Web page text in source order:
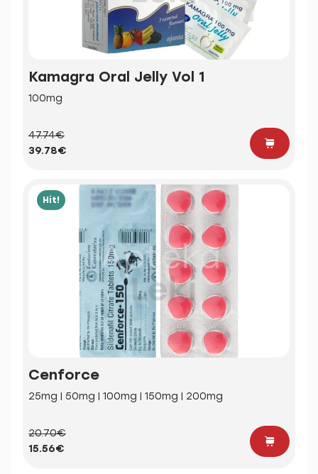
Kamagra Oral Jelly Vol 1
100mg
47.74€
39.78€
Hit!
Cenforce
25mg | 50mg | 100mg | 150mg | 200mg
20.70€
15.56€